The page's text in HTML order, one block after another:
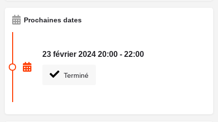
Prochaines dates
23 février 2024 20:00 - 22:00
Terminé